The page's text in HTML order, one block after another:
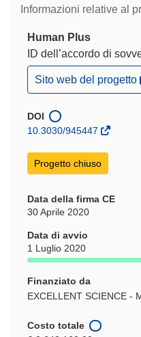
Informazioni relative al
Human Plus
ID dell’accordo di
(si
apre
una
nuova
Sito web del progetto
DOI
10.3030/945447
Progetto chiuso
Data della firma CE
30 Aprile 2020
Data di avvio
1 Luglio 2020
Finanziato da
EXCELLENT SCIENCE -
Costo totale